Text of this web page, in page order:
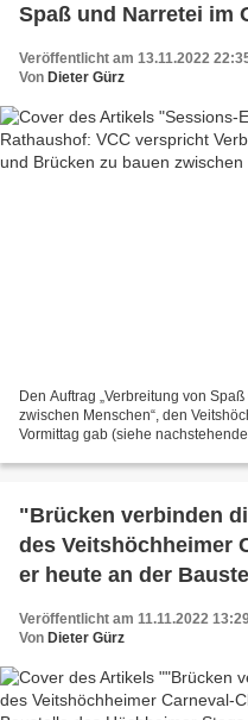
Spaß und Narretei im
Veröffentlicht am 13.11.2022
Von Dieter Gürz
Den Auftrag „Verbreitung von
zwischen Menschen“, den
Vormittag gab (siehe
"Brücken verbinden
des Veitshöchheimer
er heute an der
Veröffentlicht am 11.11.2022
Von Dieter Gürz